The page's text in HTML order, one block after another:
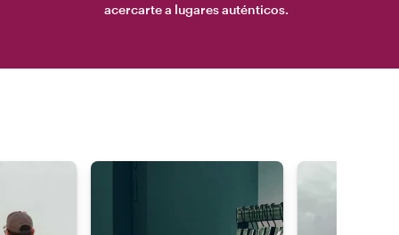
acercarte a lugares auténticos.